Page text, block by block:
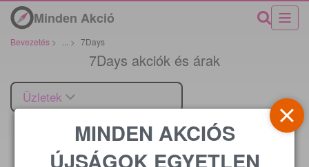
Minden Akció
Bevezetés > > 7Days
7Days akciók és árak
Üzletek
MINDEN AKCIÓS
ÚJSÁGOK EGYETLEN